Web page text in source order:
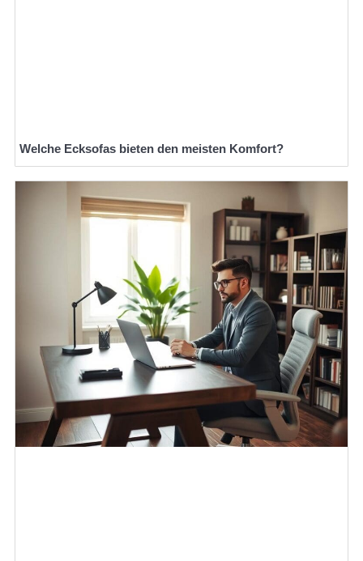
Welche Ecksofas bieten den meisten Komfort?